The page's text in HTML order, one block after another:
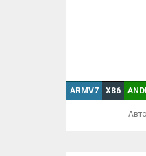
ARMV7 X86